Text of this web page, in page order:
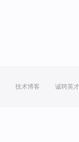
技术博客 诚聘英才